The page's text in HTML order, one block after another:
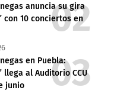
anuncia su gira
con 10 conciertos en
en Puebla:
llega al Auditorio CCU
junio